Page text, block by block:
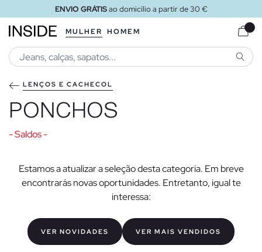
ENVIO GRÁTISao domicílio a partir de 30 €
MULHER HOMEM
LENÇOS E CACHECOL
PONCHOS
- Saldos -
Estamos a atualizar a seleção desta categoria. Em breve
encontrarás novas oportunidades. Entretanto, igual te
interessa:
VER NOVIDADES VER MAIS VENDIDOS